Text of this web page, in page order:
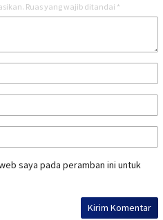
Ruas yang wajib ditandai *
saya pada peramban ini untuk